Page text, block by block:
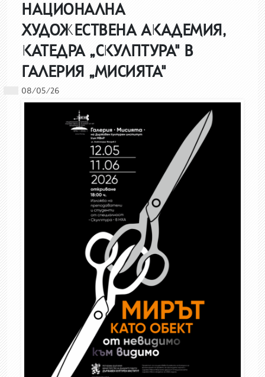
НАЦИОНАЛНА
ХУДОЖЕСТВЕНА АКАДЕМИЯ,
КАТЕДРА „СКУЛПТУРА" В
ГАЛЕРИЯ „МИСИЯТА"
08/05/26